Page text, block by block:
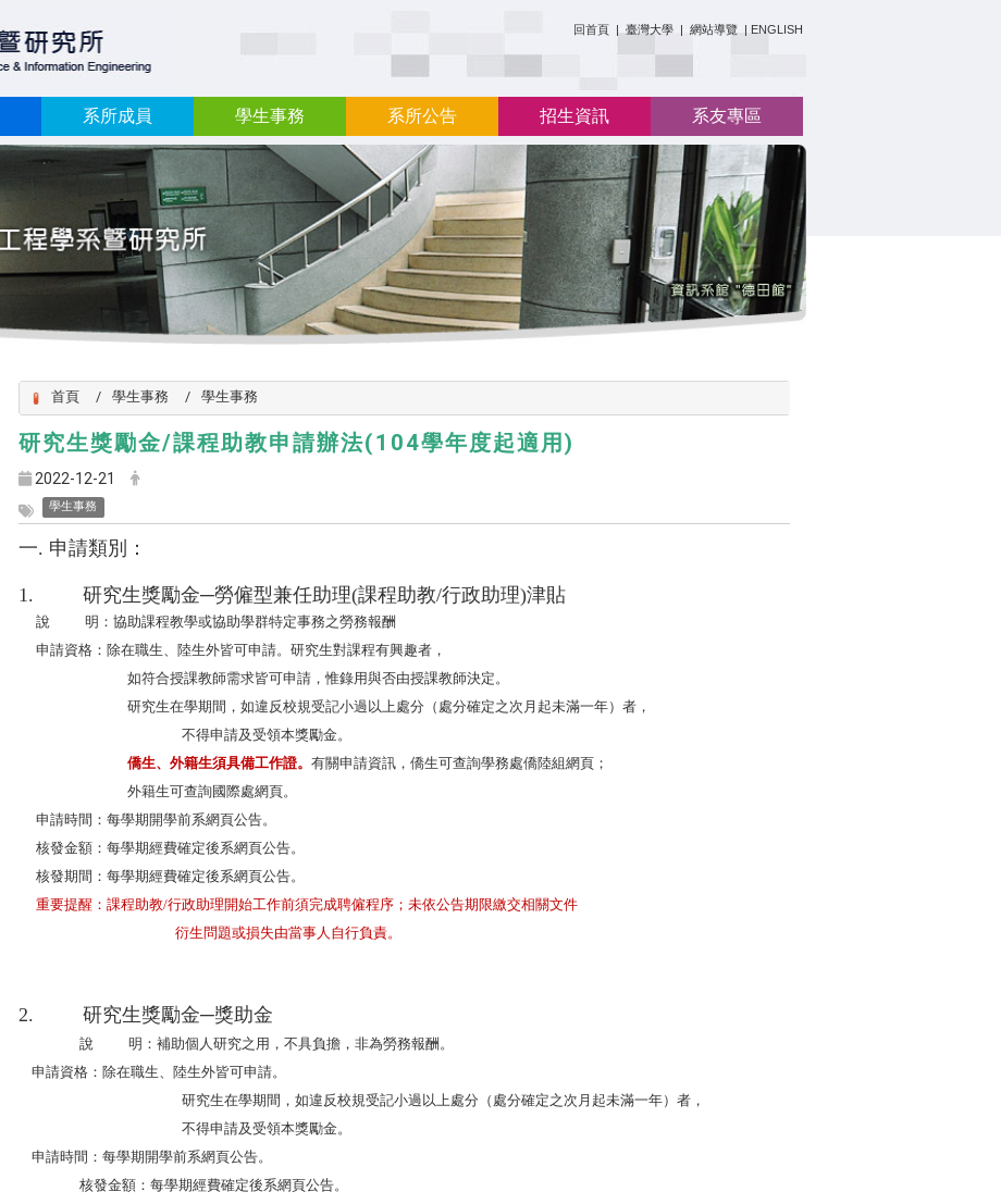
回首頁 | 臺灣大學 | 網站導覽 | ENGLISH
系所成員 學生事務 系所公告 招生資訊 系友專區
首頁 學生事務 學生事務
研究生獎勵金/課程助教申請辦法(104學年度起適用)
2022-12-21
學生事務
一. 申請類別：
1. 研究生獎勵金─勞僱型兼任助理(課程助教/行政助理)津貼
說
明：協助課程教學或協助學群特定事務之勞務報酬
申請資格：除在職生、陸生外皆可申請。研究生對課程有興趣者，
如符合授課教師需求皆可申請，惟錄用與否由授課教師決定。
研究生在學期間，如違反校規受記小過以上處分（處分確定之次月起未滿一年） 者，
不得申請及受領本獎勵金。
僑生、外籍生須具備工作證。 有關申請資訊，僑生可查詢學務處僑陸組網頁；
外籍生可查詢國際處網頁。
申請時間：每學期開學前系網頁公告。
核發金額：每學期經費確定後系網頁公告。
核發期間：每學期經費確定後系網頁公告。
重要提醒：課程助教/行政助理開始工作前須完成聘僱程序；未依公告期限繳交相關文件
衍生問題或損失由當事人自行負責。
2. 研究生獎勵金─獎助金
說
明：補助個人研究之用，不具負擔，非為勞務報酬。
申請資格：除在職生、陸生外皆可申請。
研究生在學期間，如違反校規受記小過以上處分 （處分確定之次月起未滿一年）者，
不得申請及受領本獎勵金。
申請時間：每學期開學前系網頁公告。
核發金額：每學期經費確定後系網頁公告。